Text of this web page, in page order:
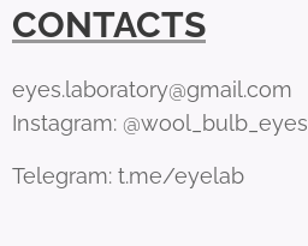
CONTACTS
eyes.laboratory@gmail.com
Instagram: @wool_bulb_eyes
Telegram: t.me/eyelab